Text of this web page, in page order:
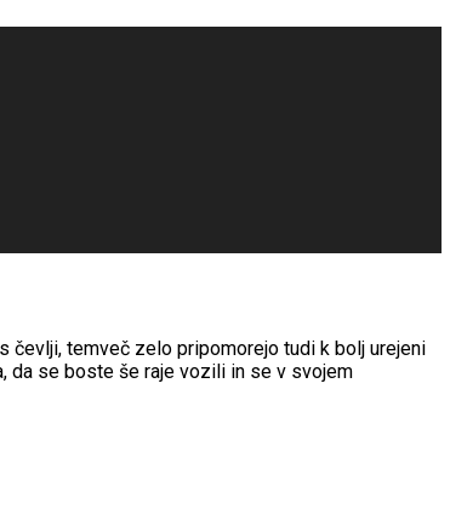
čevlji, temveč zelo pripomorejo tudi k bolj urejeni
da se boste še raje vozili in se v svojem